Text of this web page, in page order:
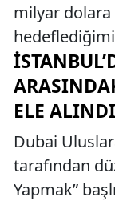
milyar
ELE ALINDI
Dubai
tarafından
Yapmak”